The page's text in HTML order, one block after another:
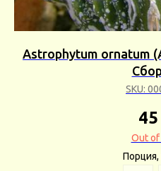
Astrophytum ornatum
SKU:
45
Out